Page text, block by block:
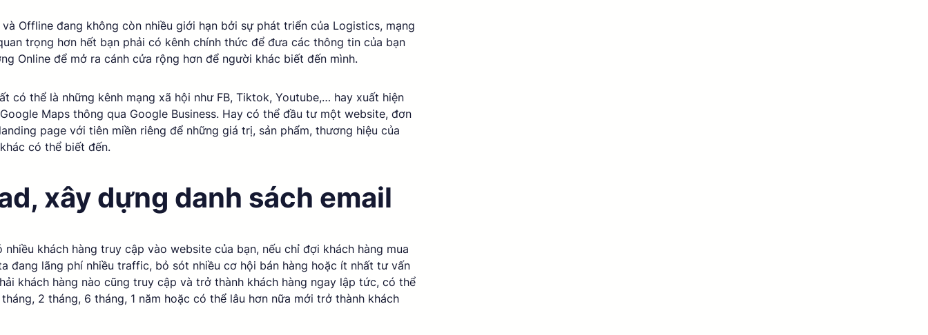
và Offline đang không còn nhiều giới hạn bởi sự phát triển của Logistics, mạng
trọng hơn hết bạn phải có kênh chính thức để đưa các thông tin của bạn
Online để mở ra cánh cửa rộng hơn để người khác biết đến mình.
có thể là những kênh mạng xã hội như FB, Tiktok, Youtube,… hay xuất hiện
Maps thông qua Google Business. Hay có thể đầu tư một website, đơn
page với tiên miền riêng để những giá trị, sản phẩm, thương hiệu của
có thể biết đến.
xây dựng danh sách email
nhiều khách hàng truy cập vào website của bạn, nếu chỉ đợi khách hàng mua
đang lãng phí nhiều traffic, bỏ sót nhiều cơ hội bán hàng hoặc ít nhất tư vấn
khách hàng nào cũng truy cập và trở thành khách hàng ngay lập tức, có thể
2 tháng, 6 tháng, 1 năm hoặc có thể lâu hơn nữa mới trở thành khách